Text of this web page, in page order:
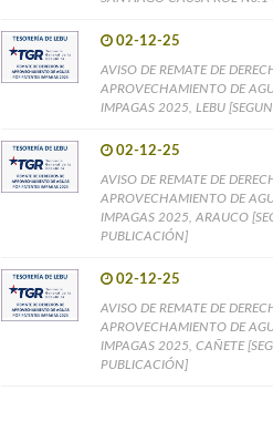
02-12-25
AVISO DE REMATE DE
APROVECHAMIENTO DE
IMPAGAS 2025, LEBU
02-12-25
AVISO DE REMATE DE
APROVECHAMIENTO DE
IMPAGAS 2025, ARAUCO
PUBLICACIÓN]
02-12-25
AVISO DE REMATE DE
APROVECHAMIENTO DE
IMPAGAS 2025, CAÑETE
PUBLICACIÓN]